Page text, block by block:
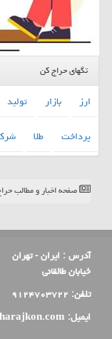
تگهای حراج کن
ارز بازار تولید
پرداخت
طلا
صفحه اخبار و مطالب
آدرس : ایران - تهران
خیابان طالقانی
تلفن: ۹۱۲۴۷۰۳۷۲۲
ایمیل: